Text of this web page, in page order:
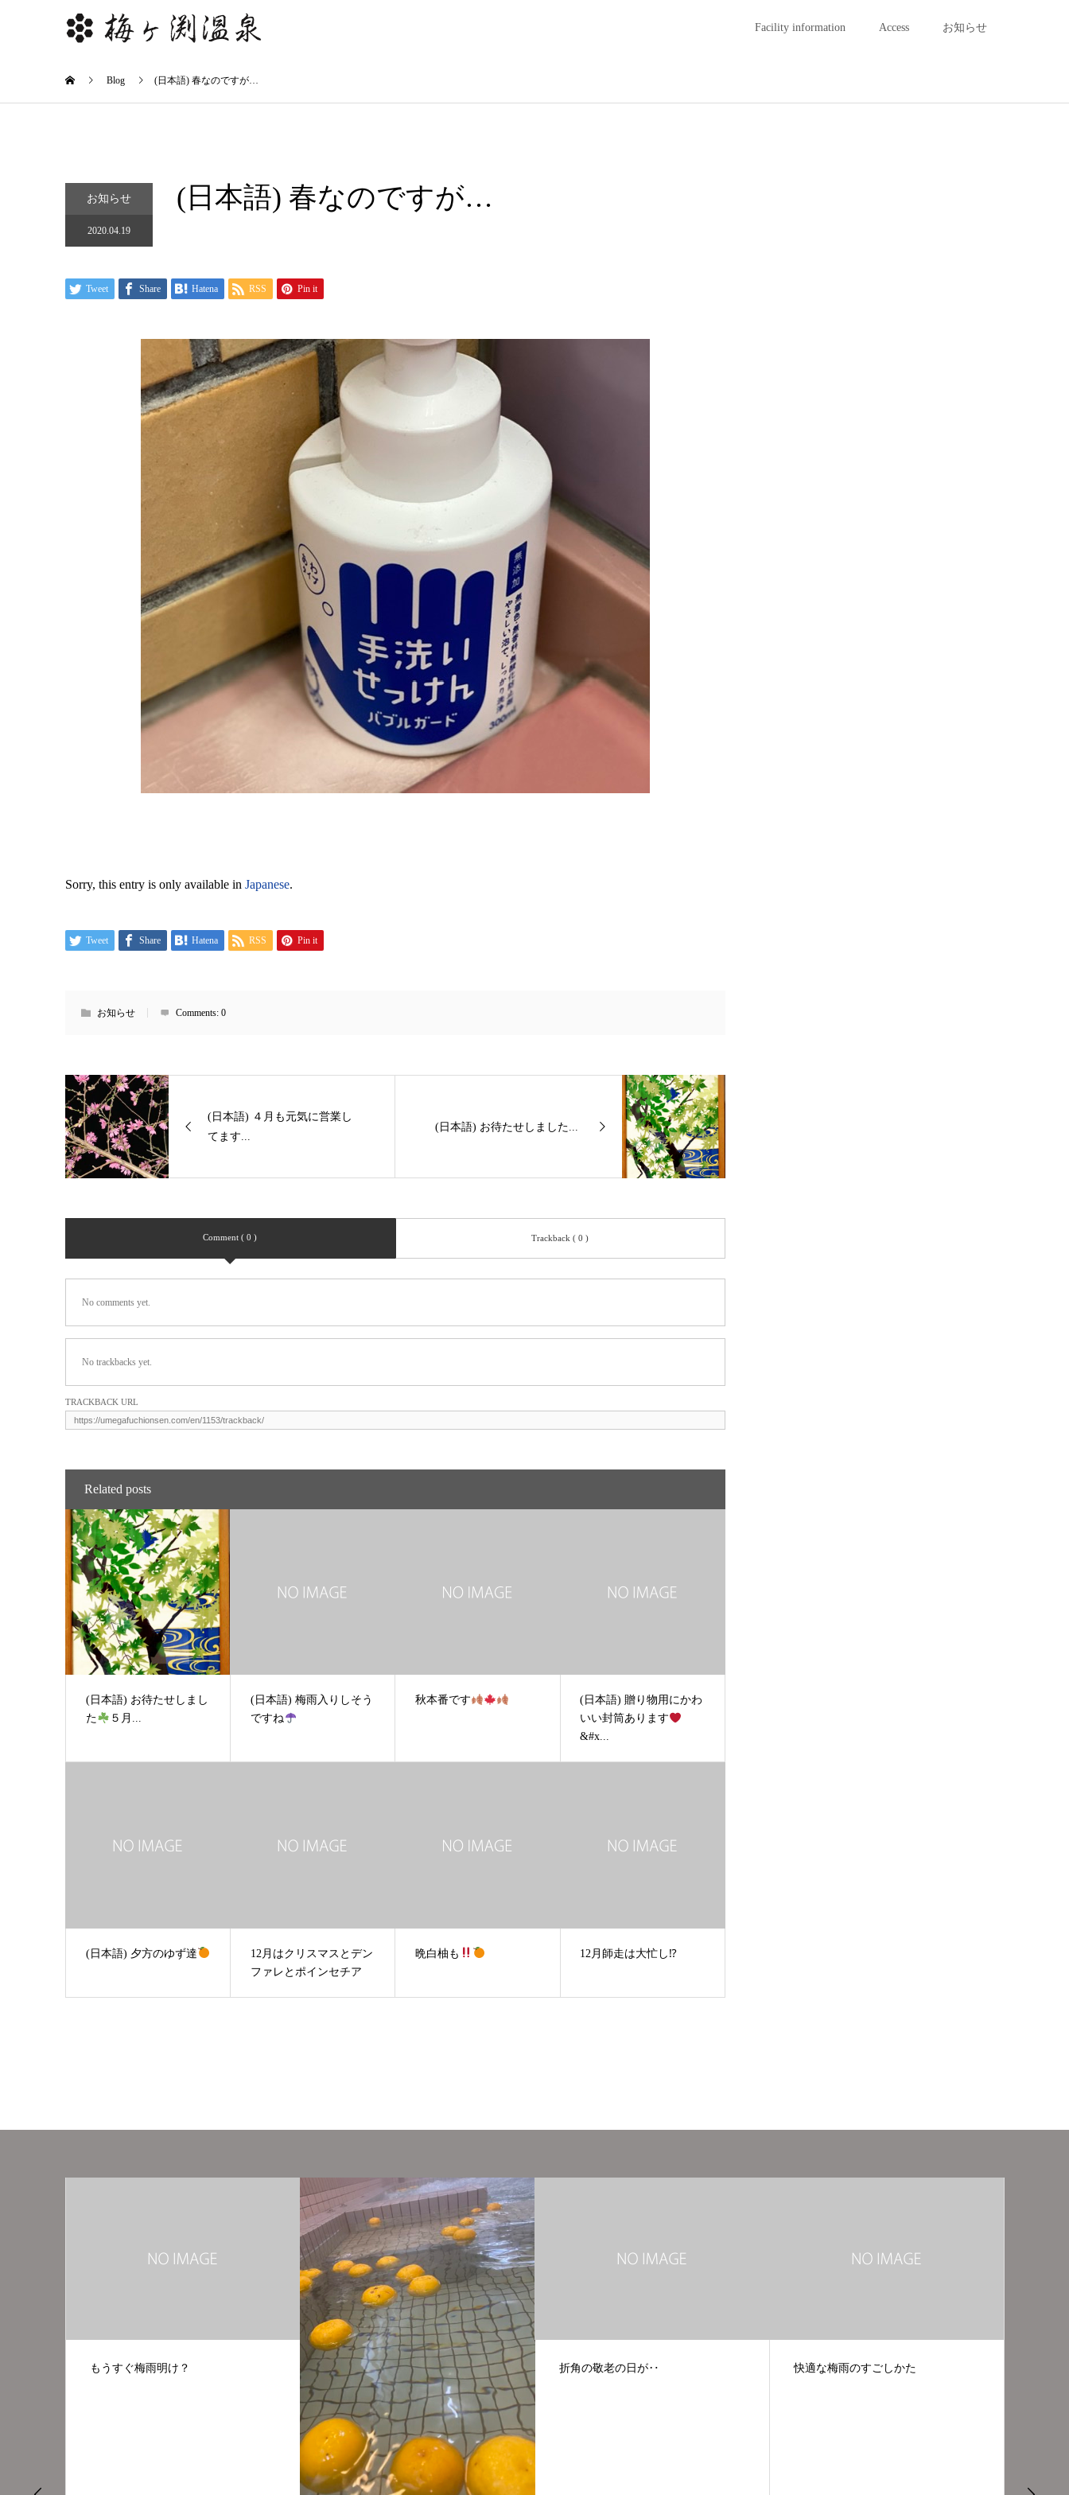
Facility information Access お知らせ
Blog (日本語) 春なのですが…
お知らせ
2020.04.19
(日本語) 春なのですが…
Tweet Share Hatena RSS Pin it
Sorry, this entry is only available in Japanese.
Tweet Share Hatena RSS Pin it
お知らせ Comments: 0
(日本語) ４月も元気に営業し
てます...
(日本語) お待たせしました...
Comment ( 0 ) Trackback ( 0 )
No comments yet.
No trackbacks yet.
TRACKBACK URL
Related posts
(日本語) お待たせしまし
た
５月...
(日本語) 梅雨入りしそう
ですね
秋本番です
(日本語) 贈り物用にかわ
いい封筒あります
&#x...
(日本語) 夕方のゆず達
12月はクリスマスとデン
ファレとポインセチア
晩白柚も 12月師走は大忙し⁉︎
折角の敬老の日が‥ 快適な梅雨のすごしかた 今朝のゆず湯です